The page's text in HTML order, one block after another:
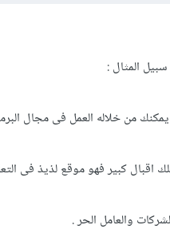
المثال :
من خلاله العمل فى مجال
اقبال كبير فهو موقع لذيذ فى
والعامل الحر .